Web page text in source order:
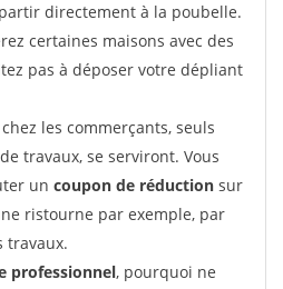
directement à la poubelle.
certaines maisons avec des
pas à déposer votre dépliant
les commerçants, seuls
travaux, se serviront. Vous
un coupon de réduction sur
ristourne par exemple, par
travaux.
professionnel, pourquoi ne